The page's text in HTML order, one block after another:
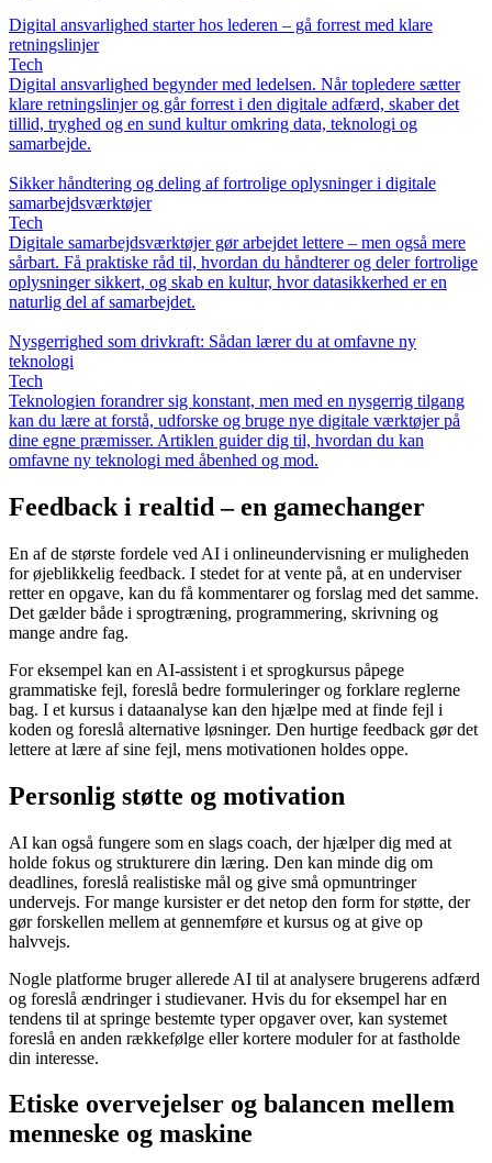
Digital ansvarlighed starter hos lederen – gå forrest med klare
retningslinjer
Tech
Digital ansvarlighed begynder med ledelsen. Når topledere sætter
klare retningslinjer og går forrest i den digitale adfærd, skaber det
tillid, tryghed og en sund kultur omkring data, teknologi og
samarbejde.
Sikker håndtering og deling af fortrolige oplysninger i digitale
samarbejdsværktøjer
Tech
Digitale samarbejdsværktøjer gør arbejdet lettere – men også mere
sårbart. Få praktiske råd til, hvordan du håndterer og deler fortrolige
oplysninger sikkert, og skab en kultur, hvor datasikkerhed er en
naturlig del af samarbejdet.
Nysgerrighed som drivkraft: Sådan lærer du at omfavne ny
teknologi
Tech
Teknologien forandrer sig konstant, men med en nysgerrig tilgang
kan du lære at forstå, udforske og bruge nye digitale værktøjer på
dine egne præmisser. Artiklen guider dig til, hvordan du kan
omfavne ny teknologi med åbenhed og mod.
Feedback i realtid – en gamechanger
En af de største fordele ved AI i onlineundervisning er muligheden
for øjeblikkelig feedback. I stedet for at vente på, at en underviser
retter en opgave, kan du få kommentarer og forslag med det samme.
Det gælder både i sprogtræning, programmering, skrivning og
mange andre fag.
For eksempel kan en AI-assistent i et sprogkursus påpege
grammatiske fejl, foreslå bedre formuleringer og forklare reglerne
bag. I et kursus i dataanalyse kan den hjælpe med at finde fejl i
koden og foreslå alternative løsninger. Den hurtige feedback gør det
lettere at lære af sine fejl, mens motivationen holdes oppe.
Personlig støtte og motivation
AI kan også fungere som en slags coach, der hjælper dig med at
holde fokus og strukturere din læring. Den kan minde dig om
deadlines, foreslå realistiske mål og give små opmuntringer
undervejs. For mange kursister er det netop den form for støtte, der
gør forskellen mellem at gennemføre et kursus og at give op
halvvejs.
Nogle platforme bruger allerede AI til at analysere brugerens adfærd
og foreslå ændringer i studievaner. Hvis du for eksempel har en
tendens til at springe bestemte typer opgaver over, kan systemet
foreslå en anden rækkefølge eller kortere moduler for at fastholde
din interesse.
Etiske overvejelser og balancen mellem
menneske og maskine